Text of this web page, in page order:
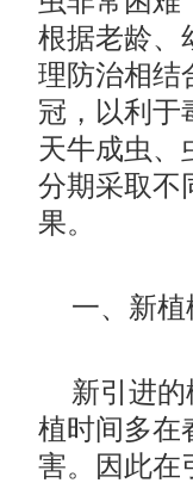
根据老龄、
理防治相结
冠，以利于
天牛成虫、
分期采取不
果。
一、新
新引进
植时间多在
害。因此在